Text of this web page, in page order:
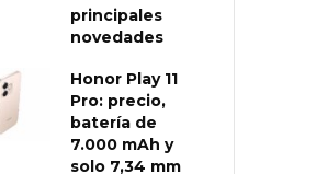
principales
novedades
Honor Play 11
Pro: precio,
batería de
7.000 mAh y
solo 7,34 mm